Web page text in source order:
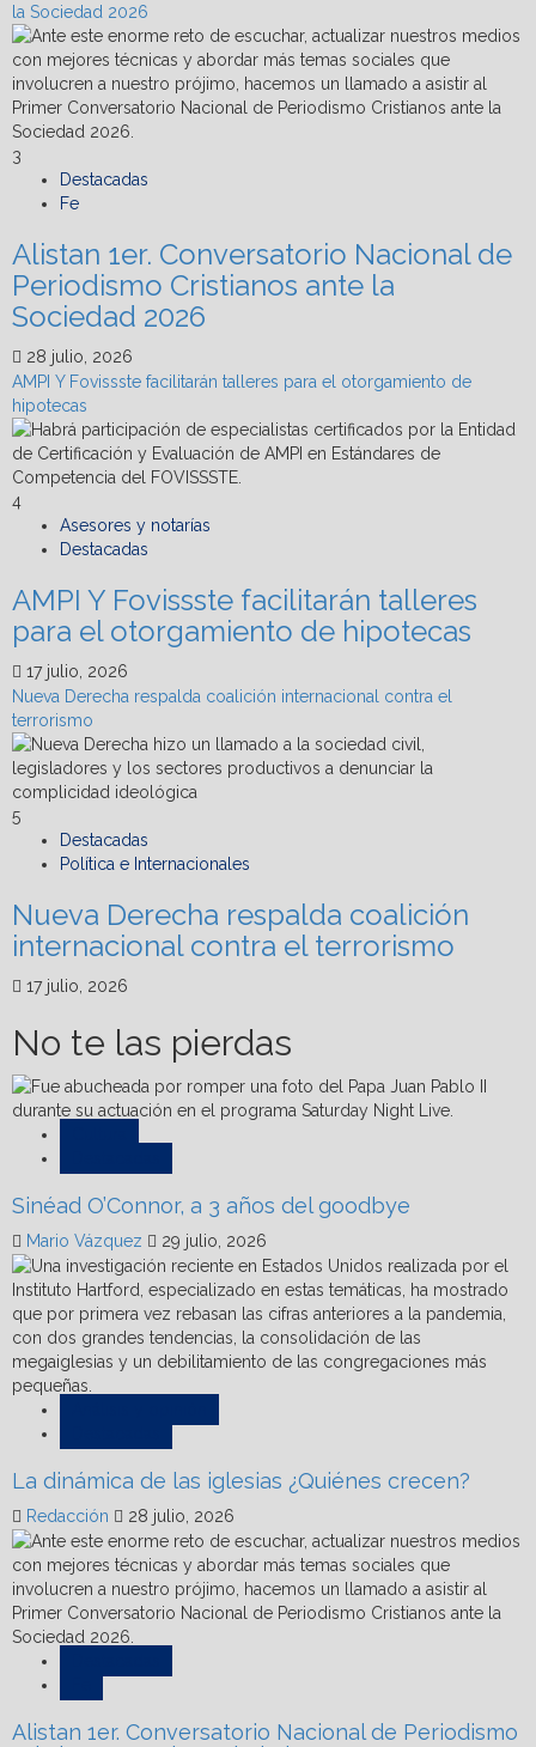
la Sociedad 2026
3
Destacadas
Fe
Alistan 1er. Conversatorio Nacional de
Periodismo Cristianos ante la
Sociedad 2026
28 julio, 2026
AMPI Y Fovissste facilitarán talleres para el otorgamiento de
hipotecas
4
Asesores y notarías
Destacadas
AMPI Y Fovissste facilitarán talleres
para el otorgamiento de hipotecas
17 julio, 2026
Nueva Derecha respalda coalición internacional contra el
terrorismo
5
Destacadas
Política e Internacionales
Nueva Derecha respalda coalición
internacional contra el terrorismo
17 julio, 2026
No te las pierdas
Sinéad O’Connor, a 3 años del goodbye
Mario Vázquez 29 julio, 2026
La dinámica de las iglesias ¿Quiénes crecen?
Redacción 28 julio, 2026
Alistan 1er. Conversatorio Nacional de Periodismo